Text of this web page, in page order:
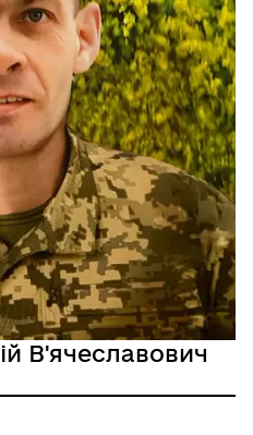
В'ячеславович